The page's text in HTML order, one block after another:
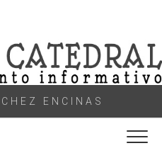
ENCINAS